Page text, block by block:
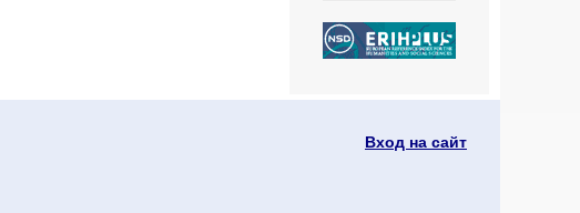
Вход на сайт